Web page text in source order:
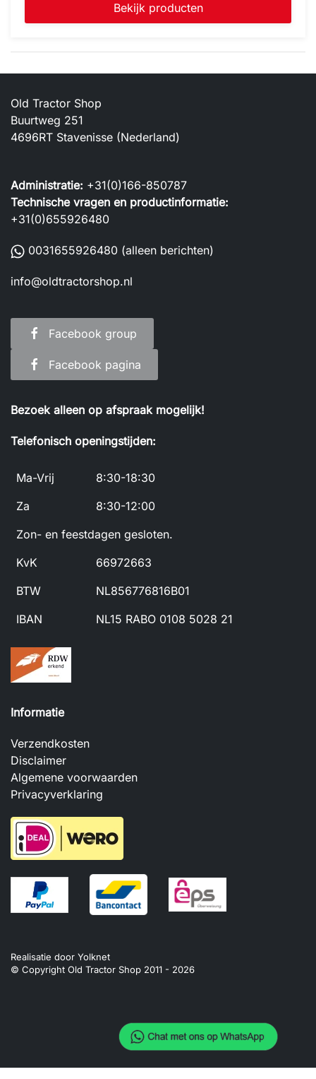
Bekijk producten
Old Tractor Shop
Buurtweg 251
4696RT Stavenisse (Nederland)
Administratie: +31(0)166-850787
Technische vragen en productinformatie:
+31(0)655926480
0031655926480 (alleen berichten)
info@oldtractorshop.nl
Facebook group
Facebook pagina
Bezoek alleen op afspraak mogelijk!
Telefonisch openingstijden:
Ma-Vrij
8:30-18:30
Za
8:30-12:00
Zon- en feestdagen gesloten.
KvK
66972663
BTW
NL856776816B01
IBAN
NL15 RABO 0108 5028 21
Informatie
Verzendkosten
Disclaimer
Algemene voorwaarden
Privacyverklaring
Realisatie door Yolknet
© Copyright Old Tractor Shop 2011 - 2026